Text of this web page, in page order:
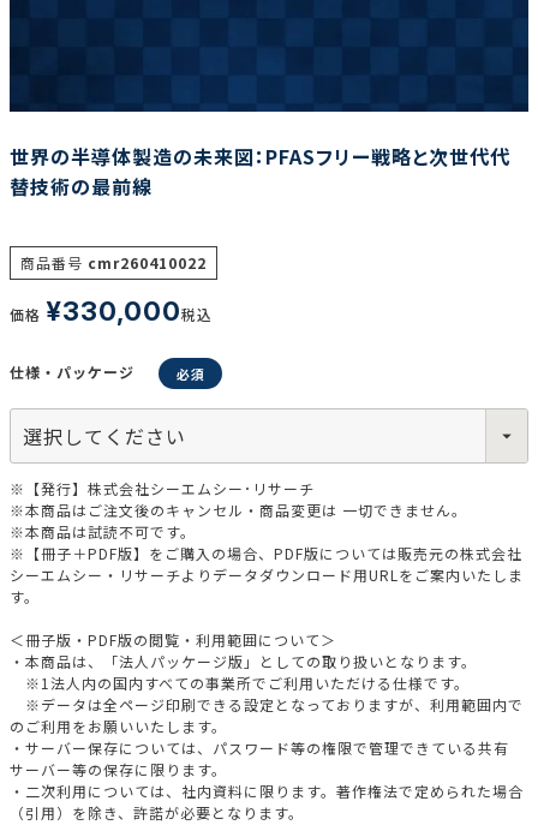
調査の種類で選ぶ
リセット
世界の半導体製造の未来図：PFASフリー戦略と次世代代
替技術の最前線
商品番号 cmr260410022
価格 ¥330,000税込
仕様・パッケージ
※【発行】株式会社シーエムシー･リサーチ
※本商品はご注文後のキャンセル・商品変更は 一切できません。
※本商品は試読不可です。
※【冊子＋PDF版】をご購入の場合、PDF版については販売元の株式会社
シーエムシー・リサーチよりデータダウンロード用URLをご案内いたしま
す。
＜冊子版・PDF版の閲覧・利用範囲について＞
・本商品は、「法人パッケージ版」としての取り扱いとなります。
※1法人内の国内すべての事業所でご利用いただける仕様です。
※データは全ページ印刷できる設定となっておりますが、利用範囲内で
のご利用をお願いいたします。
・サーバー保存については、パスワード等の権限で管理できている共有
サーバー等の保存に限ります。
・二次利用については、社内資料に限ります。著作権法で定められた場合
（引用）を除き、許諾が必要となります。